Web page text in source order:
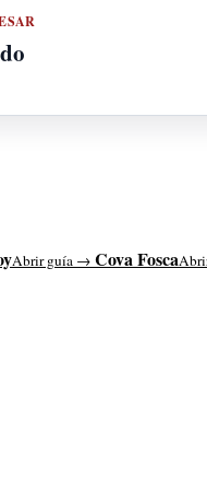
Abrir guía → Cova Fosca